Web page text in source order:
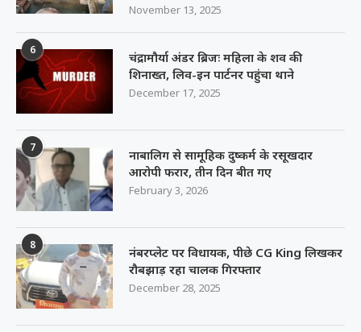
November 13, 2025
6
चंद्रामौर्या अंडर ब्रिजः महिला के शव की
शिनाख्त, लिव-इन पार्टनर पहुंचा थाने
December 17, 2025
7
नाबालिग से सामूहिक दुष्कर्म के रसूखदार
आरोपी फरार, तीन दिन बीत गए
February 3, 2026
8
नंबरप्लेट पर विधायक, पीछे CG King लिखकर
रौबझाड़ रहा चालक गिरफ्तार
December 28, 2025